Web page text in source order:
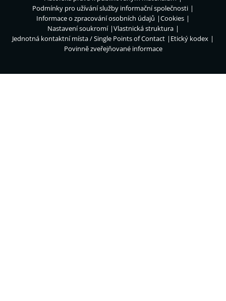
Podmínky pro užívání služby informační společnosti
Informace o zpracování osobních údajů
Cookies
Nastavení soukromí
Vlastnická struktura
Jednotná kontaktní místa / Single Points of Contact
Etický kodex
Povinně zveřejňované informace